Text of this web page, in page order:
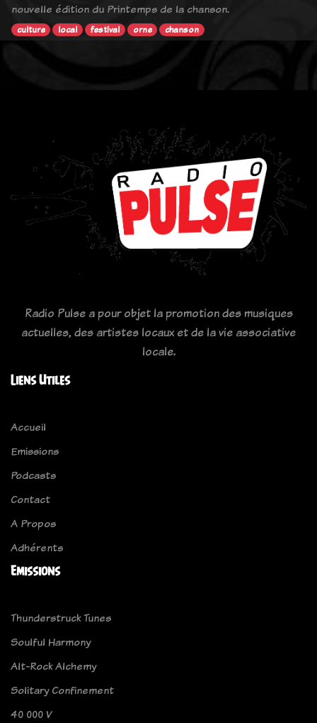
nouvelle édition du Printemps de la chanson.
culture local festival orne chanson
Radio Pulse a pour objet la promotion des musiques
actuelles, des artistes locaux et de la vie associative
locale.
Liens Utiles
Accueil
Emissions
Podcasts
Contact
A Propos
Adhérents
Emissions
Thunderstruck Tunes
Soulful Harmony
Alt-Rock Alchemy
Solitary Confinement
40 000 V